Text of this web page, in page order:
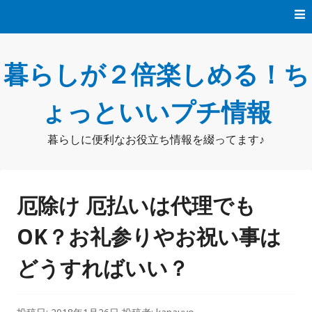
ツ
へ
暮らしが２倍楽しめる！ち
ょっといいプチ情報
暮らしに便利なお役立ち情報を綴ってます♪
厄除け 厄払いは代理でも
OK？お礼参りやお祝い事は
どうすればいい？